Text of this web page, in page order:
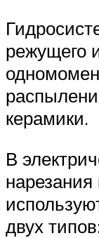
режущего
керамики.
В
нарезания
двух